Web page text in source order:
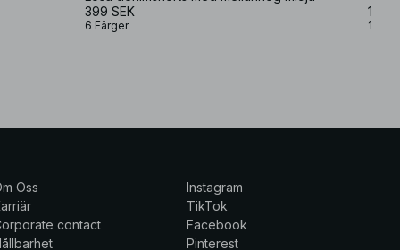
399 SEK
6 Färger 1 Färg
Oss
contact
Instagram
TikTok
Facebook
Pinterest